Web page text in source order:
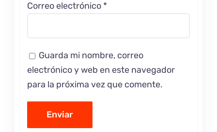
Correo electrónico *
Guarda mi nombre, correo
electrónico y web en este navegador
para la próxima vez que comente.